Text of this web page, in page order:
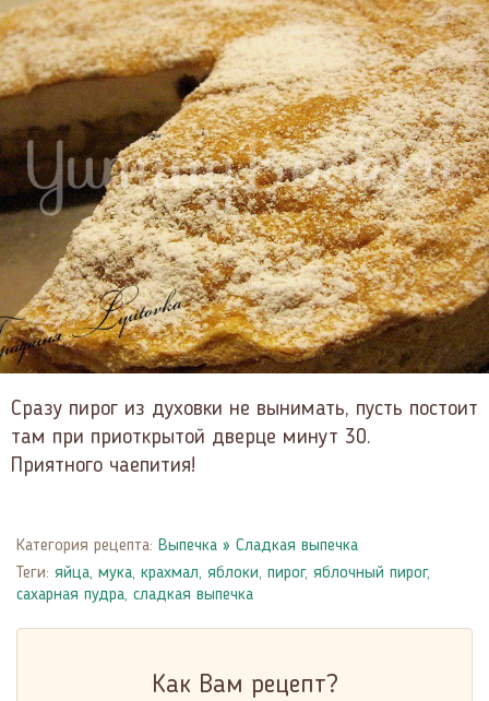
Сразу пирог из духовки не вынимать, пусть постоит
там при приоткрытой дверце минут 30.
Приятного чаепития!
Категория рецепта: Выпечка » Сладкая выпечка
Теги: яйца, мука, крахмал, яблоки, пирог, яблочный пирог,
сахарная пудра, сладкая выпечка
Как Вам рецепт?